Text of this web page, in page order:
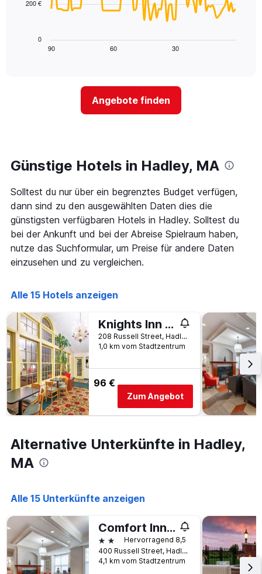
Achse,
Wochentage
anzeigt.
Zimmerpreis
Diagramm
näher
das
rückt.
Das
Diagramm
hat
1
X-
Achse,
Anzahl
Tage
vor
dem
Aufenthalt
anzeigt
Das
Diagramm
hat
1
Y-
die
den
durchschnittlichen
Zimmerpreis
90 60 30
0
200 €
Angebote finden
Günstige Hotels in Hadley, MA
Solltest du nur über ein begrenztes Budget verfügen,
dann sind zu den ausgewählten Daten dies die
günstigsten verfügbaren Hotels in Hadley. Solltest du
bei der Ankunft und bei der Abreise Spielraum haben,
nutze das Suchformular, um Preise für andere Daten
einzusehen und zu vergleichen.
Alle 15 Hotels anzeigen
Knights Inn Hadley
208 Russell Street, Hadley, MA, USA
1,0 km vom Stadtzentrum
96 €
Zum Angebot
Alternative Unterkünfte in Hadley,
MA
Alle 15 Unterkünfte anzeigen
Comfort Inn & Suites Hadley - Amherst
2 SterneHervorragend 8,5
400 Russell Street, Hadley, MA, USA
4,1 km vom Stadtzentrum